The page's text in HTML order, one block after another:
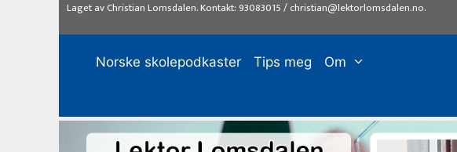
Laget avChristian Lomsdalen. Kontakt: 93083015/christian@lektorlomsdalen.no.
Norske skolepodkaster Tips meg Om